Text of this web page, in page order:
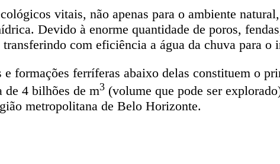
vitais, não apenas para o ambiente
Devido à enorme quantidade de poros,
com eficiência a água da chuva para o
formações ferríferas abaixo delas constituem o
de 4 bilhões de m3 (volume que pode ser
metropolitana de Belo Horizonte.